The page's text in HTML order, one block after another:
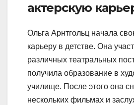
актерскую
Ольга Арнтгольц начала
карьеру в детстве. Она
различных театральных
получила образование в
училище. После этого она
нескольких фильмах и